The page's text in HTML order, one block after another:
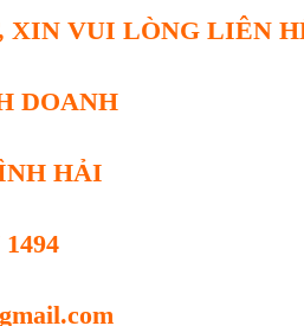
VUI LÒNG LIÊN
DOANH
HẢI
1494